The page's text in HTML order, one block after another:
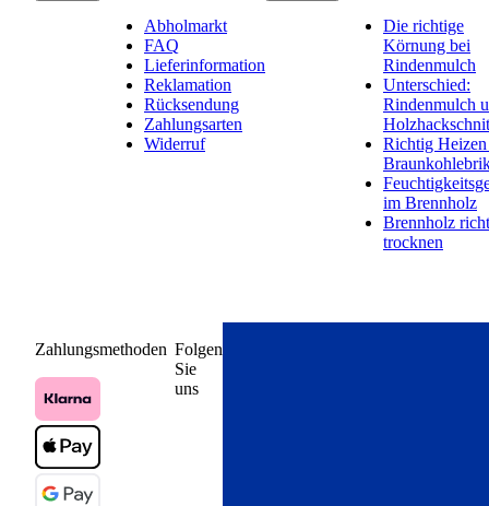
Dekorativer roter Rindenmulch.
Rindenmulch Pinie wirkt durch die grobe Körnung sehr
ansprechend auf großen Arealen und schafft durch seine rostrote
Färbung einen herrlichen Kontrast zu Grünflächen. Der
Rindenmulch kann unter anderem zwischen Sträuchern und
Bäumen ausgebracht werden oder zum Gestalten von
Teichbegrenzungen genutzt werden. Verwenden Sie den
Rindenmulch Pinie auch als Dekorationselement in großen
Pflanzkübeln oder -töpfen oder realisieren Sie einen Barfußpfad im
Mit grobem Rindenmulch aus Pinienrinde schaffen Sie einen
natürlichen Gartenweg. Das Material überzeugt nicht nur durch
seine Optik, sondern sorgt auch durch die elastische Beschaffenheit
der Rinde für einen abfedernden und sicheren Gang. Die
Rindenstücke sind besonders weich und geben ein angenehmes
Gefühl, wenn Sie im Sommer barfuß über das Material laufen. Beim
Anlegen des Weges ist ein richtiger Unterbau mit einem Gefälle von
Vorteil, um Regenwasser abzuleiten und die Bildung von Pfützen zu
Abholmarkt
FAQ
Lieferinformation
Reklamation
Rücksendung
Zahlungsarten
Widerruf
Die richtige
Körnung bei
Rindenmulch
Unterschied:
Rindenmulch
Richtig
im Brennholz
Brennholz
trocknen
Zahlungsmethoden Folgen
Sie
uns